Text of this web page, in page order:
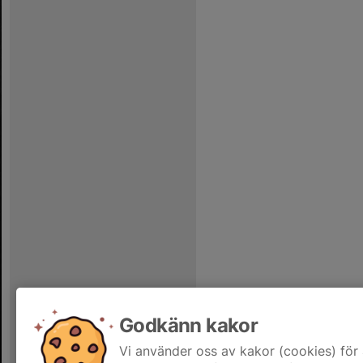
Godkänn kakor
Vi använder oss av kakor (cookies)